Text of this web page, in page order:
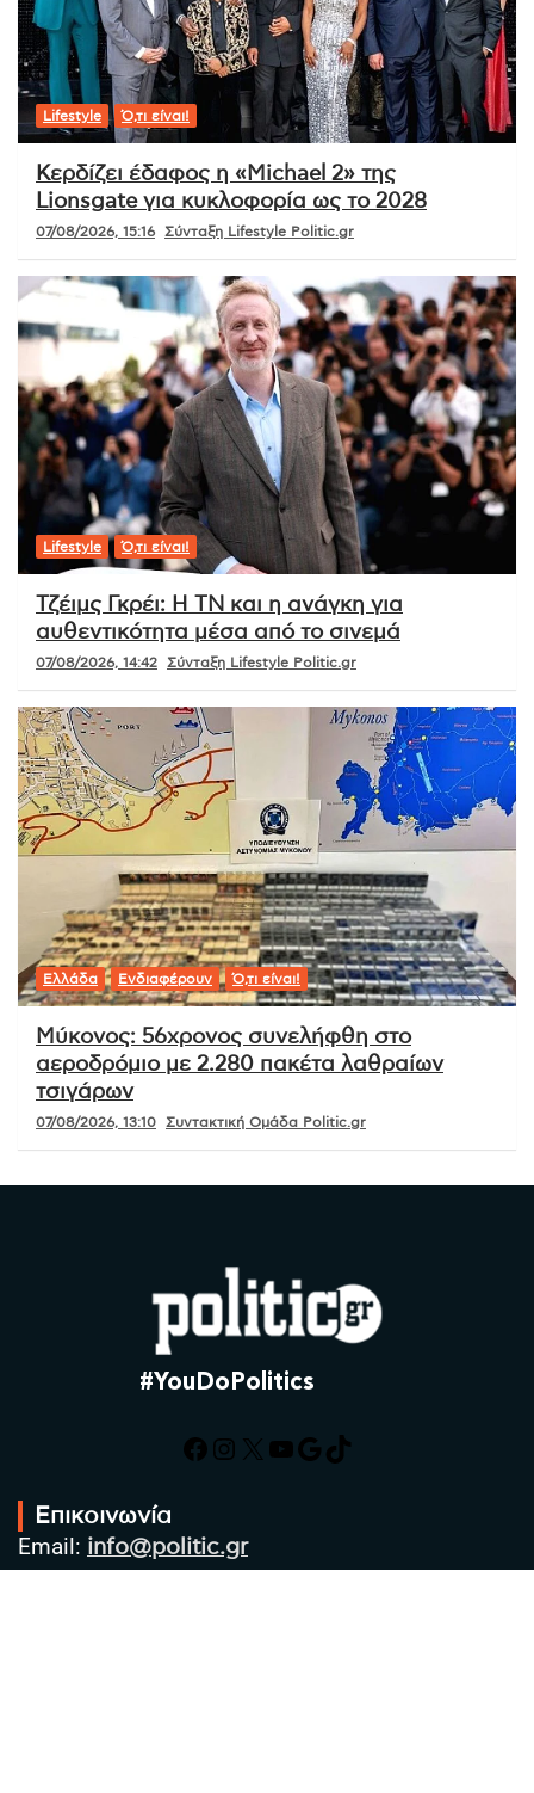
Lifestyle Ό,τι είναι!
Κερδίζει έδαφος η «Michael 2» της
Lionsgate για κυκλοφορία ως το 2028
07/08/2026, 15:16 Σύνταξη Lifestyle Politic.gr
Lifestyle Ό,τι είναι!
Τζέιμς Γκρέι: Η ΤΝ και η ανάγκη για
αυθεντικότητα μέσα από το σινεμά
07/08/2026, 14:42 Σύνταξη Lifestyle Politic.gr
Ελλάδα Ενδιαφέρουν Ό,τι είναι!
Μύκονος: 56χρονος συνελήφθη στο
αεροδρόμιο με 2.280 πακέτα λαθραίων
τσιγάρων
07/08/2026, 13:10 Συντακτική Ομάδα Politic.gr
#YouDoPolitics
Facebook
Instagram
X YouTube
Google
TikTok
Επικοινωνία
Email: info@politic.gr
Τηλ: